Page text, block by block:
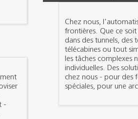
-
Chez nous,
frontières. Que ce
dans des tunnels, des
télécabines ou tout
les tâches complexes
individuelles. Des
chez nous - pour des
spéciales, pour une